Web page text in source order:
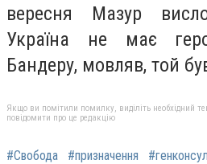
вересня Мазур
Україна не має
Бандеру, мовляв, той
Якщо ви помітили помилку, виділіть необхідний
повідомити про це редакцію
#Свобода #призначення #генконсул